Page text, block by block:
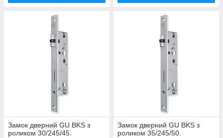
Замок дверний GU BKS з
роликом 30/245/45.
Замок дверний GU BKS з
роликом 35/245/50.